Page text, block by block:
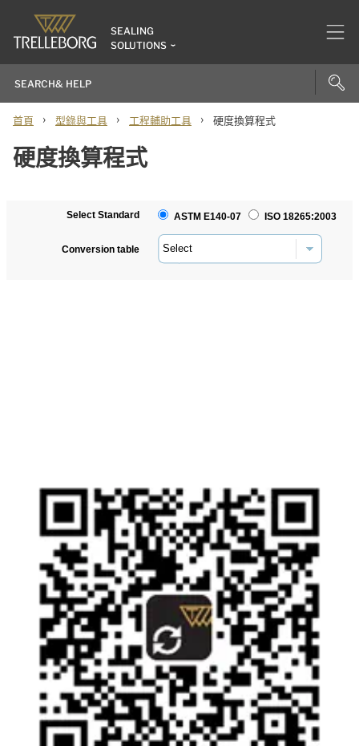
SEALING
SOLUTIONS
首頁 › 型錄與工具 › 工程輔助工具 › 硬度換算程式
硬度換算程式